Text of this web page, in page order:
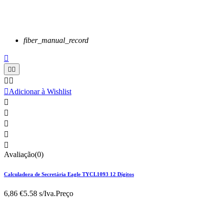
fiber_manual_record


 
Adicionar à Wishlist





Avaliação(0)
Calculadora de Secretária Eagle TYCL1093 12 Dígitos
6,86 €5.58 s/Iva.Preço